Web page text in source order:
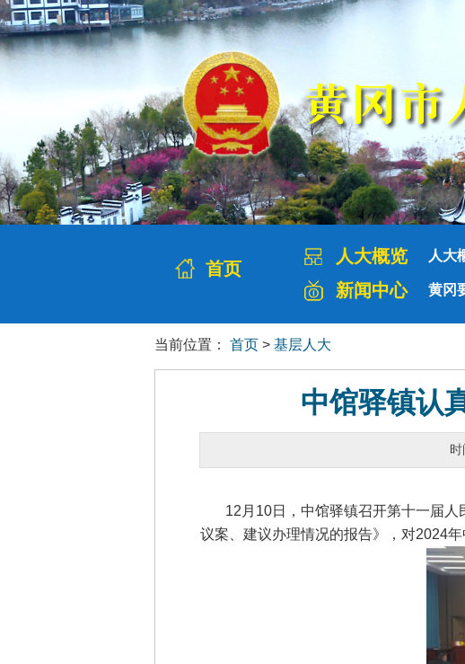
首页
人大概览 人大
新闻中心 黄冈
当前位置： 首页 > 基层人大
中馆驿镇认
12月10日，中馆驿镇召开第十一届人
议案、建议办理情况的报告》，对2024